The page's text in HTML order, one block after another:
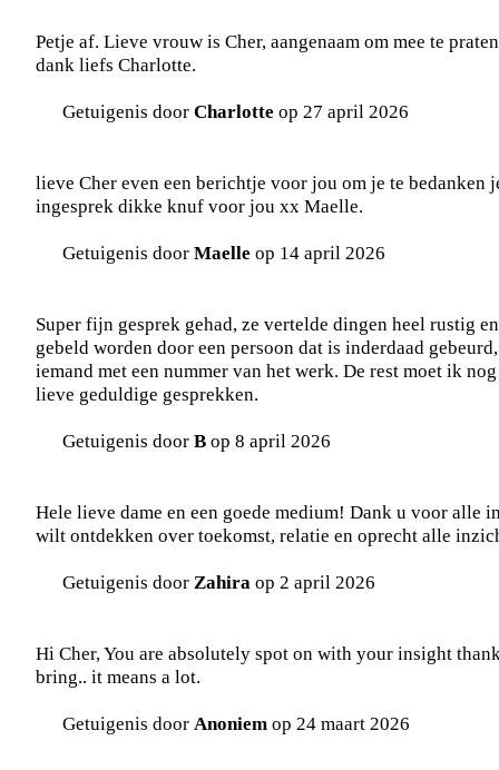
Petje af. Lieve vrouw is Cher, aangenaam om mee te
dank liefs Charlotte.
Getuigenis door Charlotte op 27 april 2026
lieve Cher even een berichtje voor jou om je te
ingesprek dikke knuf voor jou xx Maelle.
Getuigenis door Maelle op 14 april 2026
Super fijn gesprek gehad, ze vertelde dingen heel rustig
gebeld worden door een persoon dat is inderdaad
iemand met een nummer van het werk. De rest moet ik
lieve geduldige gesprekken.
Getuigenis door B op 8 april 2026
Hele lieve dame en een goede medium! Dank u voor alle
wilt ontdekken over toekomst, relatie en oprecht alle
Getuigenis door Zahira op 2 april 2026
Hi Cher, You are absolutely spot on with your insight
bring.. it means a lot.
Getuigenis door Anoniem op 24 maart 2026